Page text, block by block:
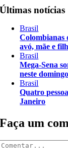
Últimas notícias
Brasil
Colombianas
avó, mãe e
Brasil
Mega-Sena
neste domingo
Brasil
Quatro
Janeiro
Faça um